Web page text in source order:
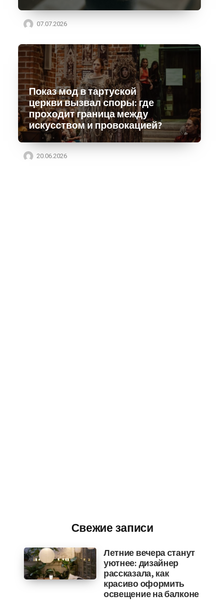
07.07.2026
Показ мод в тартуской
церкви вызвал споры: где
проходит граница между
искусством и провокацией?
20.06.2026
Свежие записи
Летние вечера станут
уютнее: дизайнер
рассказала, как
красиво оформить
освещение на балконе